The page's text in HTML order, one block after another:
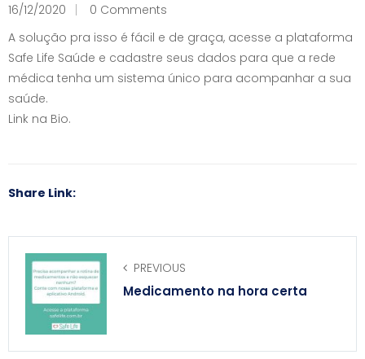
16/12/2020
0 Comments
A solução pra isso é fácil e de graça, acesse a plataforma
Safe Life Saúde e cadastre seus dados para que a rede
médica tenha um sistema único para acompanhar a sua
saúde.
Link na Bio.
Share Link:
PREVIOUS
Medicamento na hora certa